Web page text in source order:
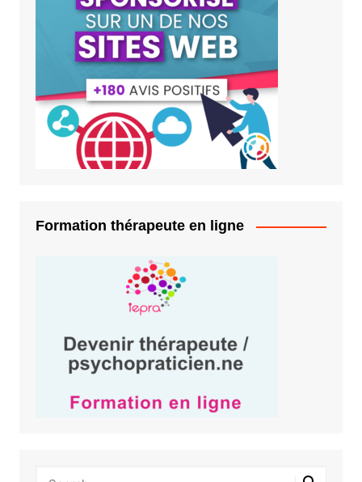
Formation thérapeute en ligne